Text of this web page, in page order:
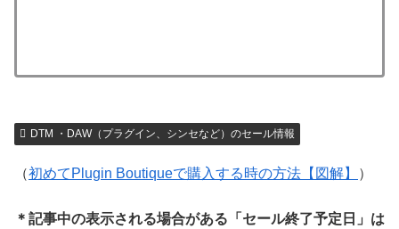
DTM ・DAW（プラグイン、シンセなど）のセール情報
（初めてPlugin Boutiqueで購入する時の方法【図解】 ）
＊記事中の表示される場合がある「セール終了予定日」は